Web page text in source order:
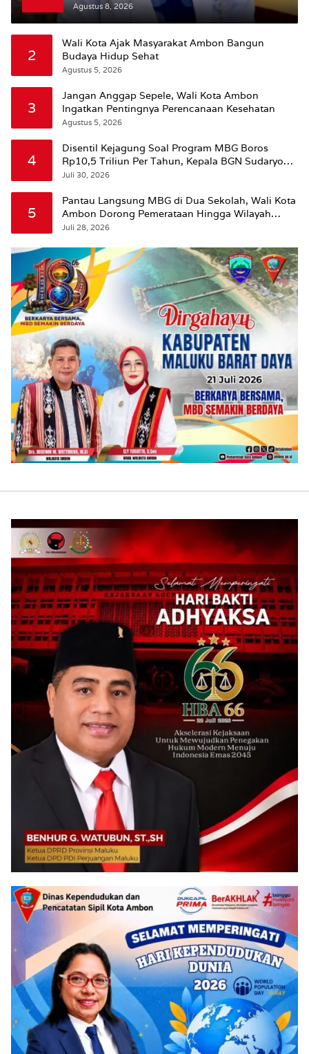
ke Pasien BPJS
Agustus 8, 2026
2
Wali Kota Ajak Masyarakat Ambon Bangun
Budaya Hidup Sehat
Agustus 5, 2026
3
Jangan Anggap Sepele, Wali Kota Ambon
Ingatkan Pentingnya Perencanaan Kesehatan
Agustus 5, 2026
4
Disentil Kejagung Soal Program MBG Boros
Rp10,5 Triliun Per Tahun, Kepala BGN Sudaryono
Beri Penjelasan
Juli 30, 2026
5
Pantau Langsung MBG di Dua Sekolah, Wali Kota
Ambon Dorong Pemerataan Hingga Wilayah
Leitimur Selatan
Juli 28, 2026